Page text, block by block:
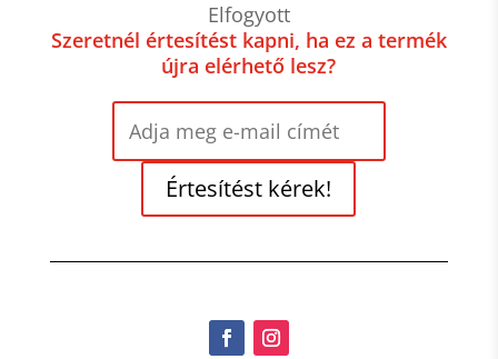
Elfogyott
Szeretnél értesítést kapni, ha ez a termék
újra elérhető lesz?
Értesítést kérek!